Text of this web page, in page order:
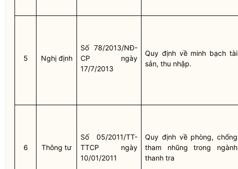
5 Nghị định
Số 78/2013/NĐ-
CP ngày
17/7/2013
Quy định về minh bạch tài
sản, thu nhập.
6 Thông tư
Số 05/2011/TT-
TTCP ngày
10/01/2011
Quy định về phòng, chống
tham nhũng trong ngành
thanh tra